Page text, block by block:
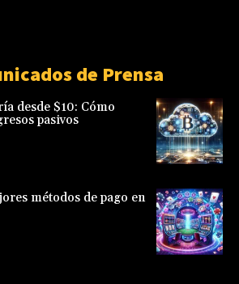
de Prensa
desde $10: Cómo
pasivos
métodos de pago en